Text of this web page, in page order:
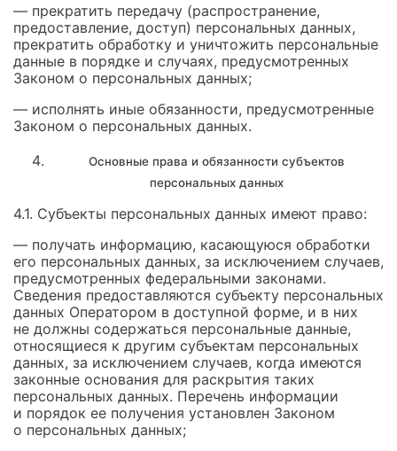
— прекратить передачу (распространение,
предоставление, доступ) персональных данных,
прекратить обработку и уничтожить персональные
данные в порядке и случаях, предусмотренных
Законом о персональных данных;
— исполнять иные обязанности, предусмотренные
Законом о персональных данных.
Основные права и обязанности субъектов
персональных данных
4.1. Субъекты персональных данных имеют право:
— получать информацию, касающуюся обработки
его персональных данных, за исключением случаев,
предусмотренных федеральными законами.
Сведения предоставляются субъекту персональных
данных Оператором в доступной форме, и в них
не должны содержаться персональные данные,
относящиеся к другим субъектам персональных
данных, за исключением случаев, когда имеются
законные основания для раскрытия таких
персональных данных. Перечень информации
и порядок ее получения установлен Законом
о персональных данных;